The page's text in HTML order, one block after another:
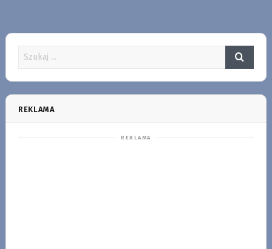
REKLAMA